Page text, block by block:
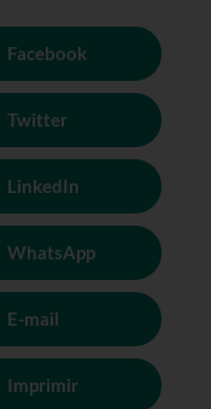
Facebook
Twitter
LinkedIn
WhatsApp
E-mail
Imprimir